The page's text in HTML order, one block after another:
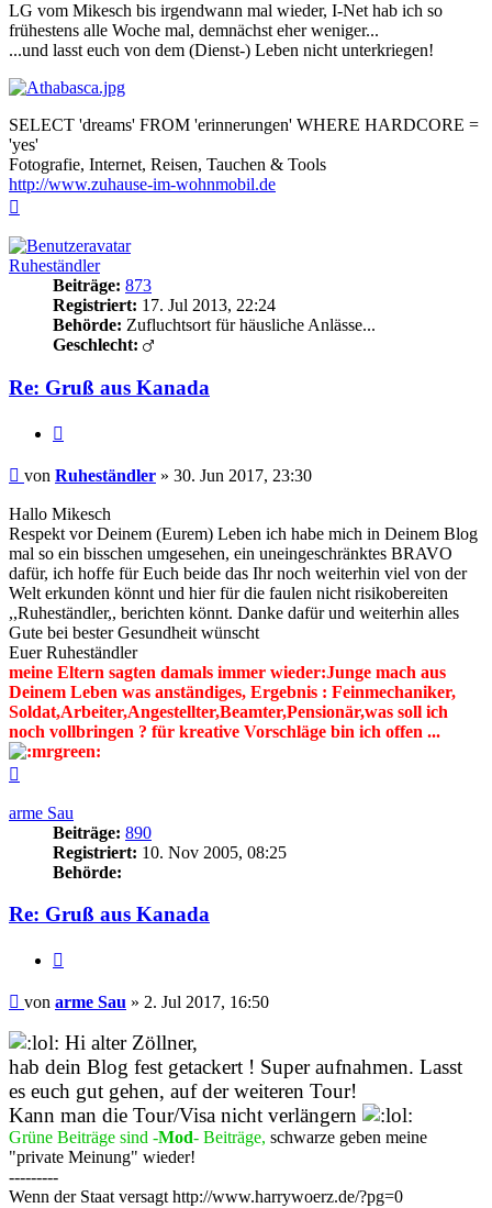
LG vom Mikesch bis irgendwann mal wieder, I-Net hab ich so
frühestens alle Woche mal, demnächst eher weniger...
...und lasst euch von dem (Dienst-) Leben nicht unterkriegen!
SELECT 'dreams' FROM 'erinnerungen' WHERE HARDCORE =
'yes'
Fotografie, Internet, Reisen, Tauchen & Tools
http://www.zuhause-im-wohnmobil.de
Ruheständler
Beiträge: 873
Registriert: 17. Jul 2013, 22:24
Behörde: Zufluchtsort für häusliche Anlässe...
Geschlecht:
Re: Gruß aus Kanada
Beitrag
von Ruheständler » 30. Jun 2017, 23:30
Hallo Mikesch
Respekt vor Deinem (Eurem) Leben ich habe mich in Deinem Blog
mal so ein bisschen umgesehen, ein uneingeschränktes BRAVO
dafür, ich hoffe für Euch beide das Ihr noch weiterhin viel von der
Welt erkunden könnt und hier für die faulen nicht risikobereiten
,,Ruheständler,, berichten könnt. Danke dafür und weiterhin alles
Gute bei bester Gesundheit wünscht
Euer Ruheständler
meine Eltern sagten damals immer wieder:Junge mach aus
Deinem Leben was anständiges, Ergebnis : Feinmechaniker,
Soldat,Arbeiter,Angestellter,Beamter,Pensionär,was soll ich
noch vollbringen ? für kreative Vorschläge bin ich offen ...
arme Sau
Beiträge: 890
Registriert: 10. Nov 2005, 08:25
Behörde:
Re: Gruß aus Kanada
Beitrag
von arme Sau » 2. Jul 2017, 16:50
Hi alter Zöllner,
hab dein Blog fest getackert ! Super aufnahmen. Lasst
es euch gut gehen, auf der weiteren Tour!
Kann man die Tour/Visa nicht verlängern
Grüne Beiträge sind -Mod- Beiträge, schwarze geben meine
"private Meinung" wieder!
---------
Wenn der Staat versagt http://www.harrywoerz.de/?pg=0